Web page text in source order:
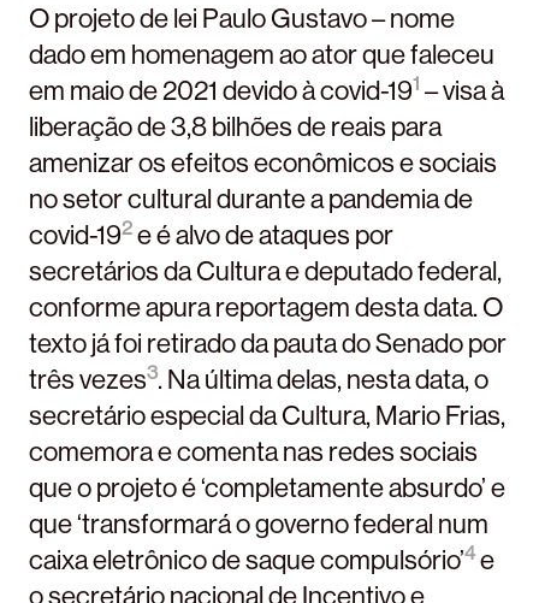
O projeto de lei Paulo Gustavo – nome
dado em homenagem ao ator que faleceu
em maio de 2021 devido à covid-191 – visa à
liberação de 3,8 bilhões de reais para
amenizar os efeitos econômicos e sociais
no setor cultural durante a pandemia de
covid-192 e é alvo de ataques por
secretários da Cultura e deputado federal,
conforme apura reportagem desta data. O
texto já foi retirado da pauta do Senado por
três vezes3. Na última delas, nesta data, o
secretário especial da Cultura, Mario Frias,
comemora e comenta nas redes sociais
que o projeto é ‘completamente absurdo’ e
que ‘transformará o governo federal num
caixa eletrônico de saque compulsório’4e